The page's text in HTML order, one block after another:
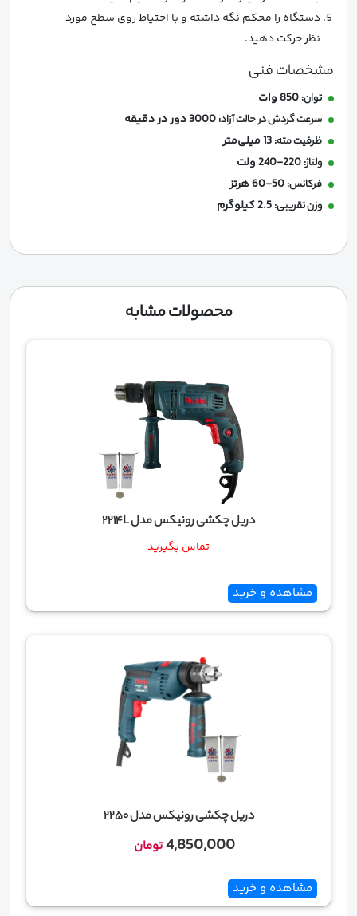
دستگاه را محکم نگه داشته و با احتیاط روی سطح مورد
نظر حرکت دهید.
مشخصات فنی
توان:
سرعت گردش در حالت آزاد:
ظرفیت مته:
ولتاژ:
فرکانس:
وزن تقریبی:
محصولات مشابه
دریل چکشی رونیکس مدل 2214L
تماس بگیرید
مشاهده و خرید
دریل چکشی رونیکس مدل 2250
4,850,000تومان
مشاهده و خرید